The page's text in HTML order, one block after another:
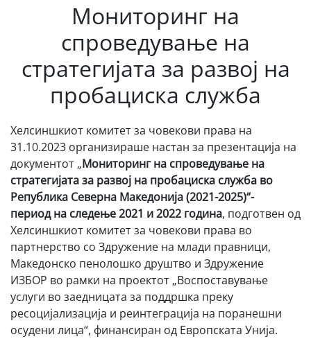
Мониторинг на
спроведување на
стратегијата за развој на
пробациска служба
Хелсиншкиот комитет за човекови права на
31.10.2023 организираше настан за презентација на
документот „Мониторинг на спроведување на
стратегијата за развој на пробациска служба во
Република Северна Македонија (2021-2025)“-
периодна следење 2021 и 2022 година, подготвен од
Хелсиншкиот комитет за човекови права во
партнерство со Здружение на млади правници,
Македонско пенолошко друштво и Здружение
ИЗБОР во рамки на проектот „Воспоставување
услуги во заедницата за поддршка преку
ресоцијализација и реинтеграција на поранешни
осудени лица“, финансиран од Европската Унија.